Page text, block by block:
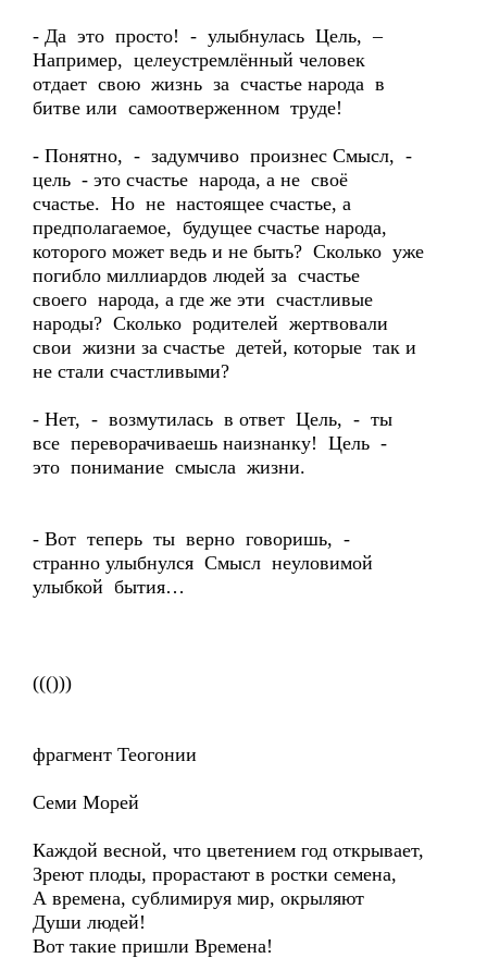
- Да это просто! - улыбнулась Цель, –
Например, целеустремлённый человек
отдает свою жизнь за счастье народа в
битве или самоотверженном труде!
- Понятно, - задумчиво произнес Смысл, -
цель - это счастье народа, а не своё
счастье. Но не настоящее счастье, а
предполагаемое, будущее счастье народа,
которого может ведь и не быть? Сколько уже
погибло миллиардов людей за счастье
своего народа, а где же эти счастливые
народы? Сколько родителей жертвовали
свои жизни за счастье детей, которые так и
не стали счастливыми?
- Нет, - возмутилась в ответ Цель, - ты
все переворачиваешь наизнанку! Цель -
это понимание смысла жизни.
- Вот теперь ты верно говоришь, -
странно улыбнулся Смысл неуловимой
улыбкой бытия…
((()))
фрагмент Теогонии
Семи Морей
Каждой весной, что цветением год открывает,
Зреют плоды, прорастают в ростки семена,
А времена, сублимируя мир, окрыляют
Души людей!
Вот такие пришли Времена!